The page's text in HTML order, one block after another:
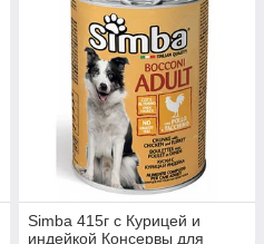
Simba 415г с Курицей и
индейкой Консервы для